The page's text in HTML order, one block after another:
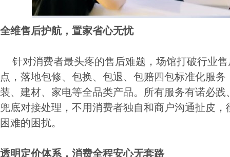
全维售后护航，置家省心无忧
针对消费者最头疼的售后难题，场馆打破行业
点，落地包修、包换、包退、包赔四包标准化服
装、建材、家电等全品类产品。所有服务有诺必
兜底对接处理，不用消费者独自和商户沟通扯皮
困难的困扰。
透明定价体系，消费全程安心无套路